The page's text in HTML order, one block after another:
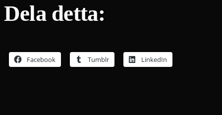
Dela detta:
Facebook Tumblr LinkedIn